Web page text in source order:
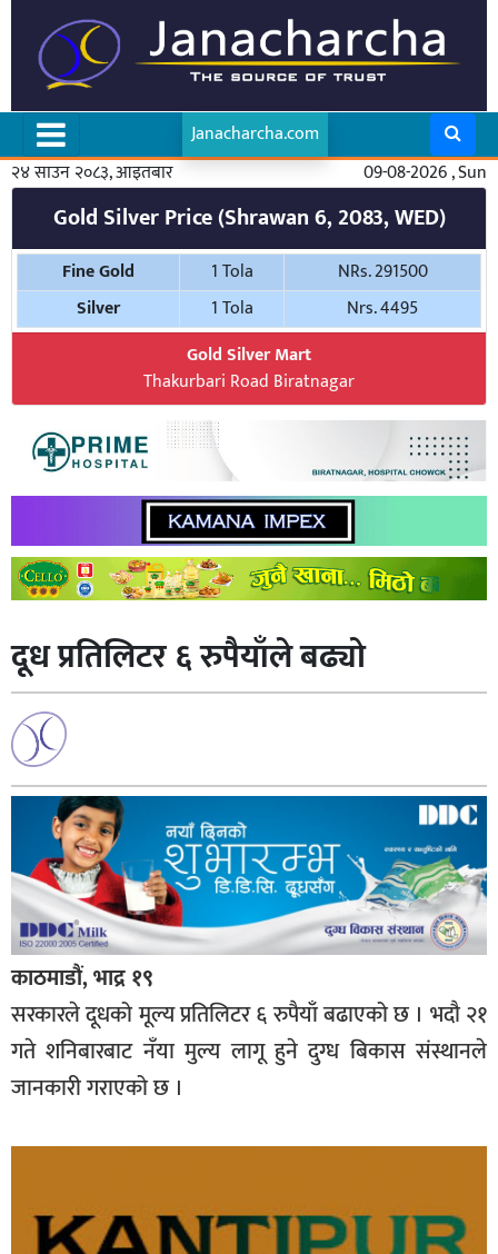
Janacharcha.com
२४ साउन २०८३, आइतबार
09-08-2026 , Sun
Gold Silver Price (Shrawan 6, 2083, WED)
Fine Gold 1 Tola
NRs. 291500
Silver
1 Tola
Nrs. 4495
Gold Silver Mart
Thakurbari Road Biratnagar
दूध प्रतिलिटर ६ रुपैयाँले बढ्यो
काठमाडौं, भाद्र १९
सरकारले दूधको मूल्य प्रतिलिटर ६ रुपैयाँ बढाएको छ । भदौ २१
गते शनिबारबाट नँया मुल्य लागू हुने दुग्ध बिकास संस्थानले
जानकारी गराएको छ ।